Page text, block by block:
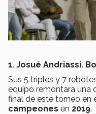
1. Josué Andriassi.
Sus 5 triples y 7
equipo remontara una
final de este torneo en
campeones en 2019.